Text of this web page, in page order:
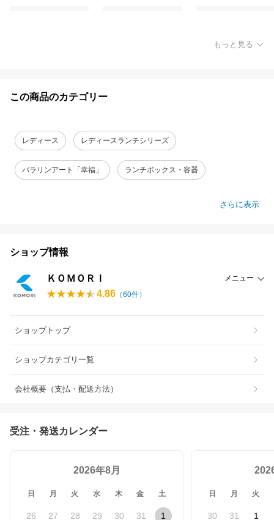
もっと見る
この商品のカテゴリー
レディース レディースランチシリーズ
パラリンアート「幸福」 ランチボックス・容器
さらに表示
ショップ情報
ＫＯＭＯＲＩ メニュー
4.86 （60件）
ショップトップ
ショップカテゴリ一覧
会社概要（支払・配送方法）
受注・発送カレンダー
2026年8月
日 月 火 水 木 金 土
26 27 28 29 30 31 1
日 月 火
30 31 1